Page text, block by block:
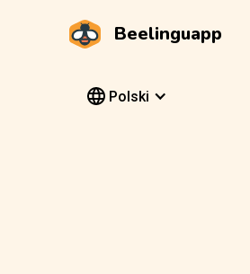
Beelinguapp
Polski